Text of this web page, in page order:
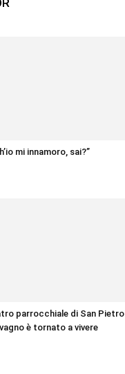
mi innamoro, sai?”
parrocchiale di San Pietro
è tornato a vivere